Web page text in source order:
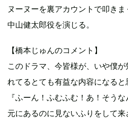
ヌーヌーを裏アカウントで叩き
中山健太郎役を演じる。
【橋本じゅんのコメント】
このドラマ、今皆様が、いや僕
れてるとても有益な内容になると
『ふーん！ふむふむ！あ！そう
元にあるのに見ないふりをして